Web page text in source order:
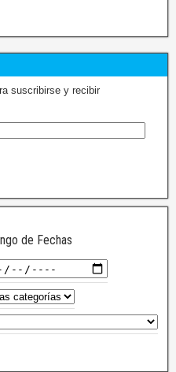
suscribirse y recibir
de Fechas